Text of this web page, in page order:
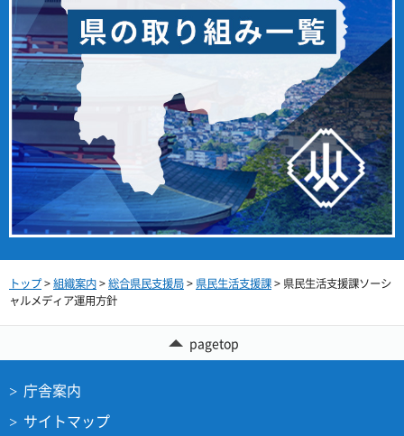
トップ>組織案内>総合県民支援局> 県民生活支援課> 県民生活支援課ソーシ
ャルメディア運用方針
pagetop
庁舎案内
サイトマップ